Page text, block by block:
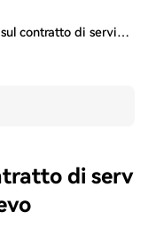
Accordo legale sul contratto di servizio di dep…
di serv